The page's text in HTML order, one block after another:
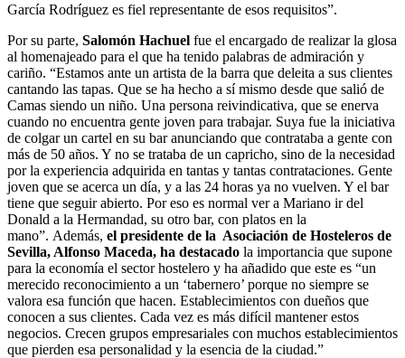
García Rodríguez es fiel representante de esos requisitos”.
Por su parte, Salomón Hachuel fue el encargado de realizar la glosa
al homenajeado para el que ha tenido palabras de admiración y
cariño. “Estamos ante un artista de la barra que deleita a sus clientes
cantando las tapas. Que se ha hecho a sí mismo desde que salió de
Camas siendo un niño. Una persona reivindicativa, que se enerva
cuando no encuentra gente joven para trabajar. Suya fue la iniciativa
de colgar un cartel en su bar anunciando que contrataba a gente con
más de 50 años. Y no se trataba de un capricho, sino de la necesidad
por la experiencia adquirida en tantas y tantas contrataciones. Gente
joven que se acerca un día, y a las 24 horas ya no vuelven. Y el bar
tiene que seguir abierto. Por eso es normal ver a Mariano ir del
Donald a la Hermandad, su otro bar, con platos en la
mano”. Además, el presidente de la Asociación de Hosteleros de
Sevilla, Alfonso Maceda, ha destacado la importancia que supone
para la economía el sector hostelero y ha añadido que este es “un
merecido reconocimiento a un ‘tabernero’ porque no siempre se
valora esa función que hacen. Establecimientos con dueños que
conocen a sus clientes. Cada vez es más difícil mantener estos
negocios. Crecen grupos empresariales con muchos establecimientos
que pierden esa personalidad y la esencia de la ciudad.”